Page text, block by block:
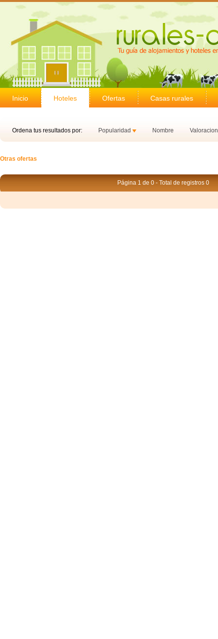
Inicio Hoteles Ofertas Casas rurales
Ordena tus resultados por: Popularidad Nombre
Otras ofertas
Página 1 de 0 - Total de registros 0